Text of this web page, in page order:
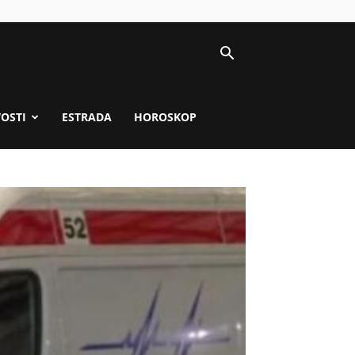
ESTRADA HOROSKOP